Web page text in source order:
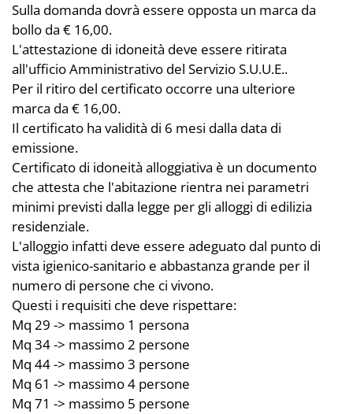
Sulla domanda dovrà essere opposta un marca da
bollo da € 16,00.
L'attestazione di idoneità deve essere ritirata
all'ufficio Amministrativo del Servizio S.U.U.E..
Per il ritiro del certificato occorre una ulteriore
marca da € 16,00.
Il certificato ha validità di 6 mesi dalla data di
emissione.
Certificato di idoneità alloggiativa è un documento
che attesta che l'abitazione rientra nei parametri
minimi previsti dalla legge per gli alloggi di edilizia
residenziale.
L'alloggio infatti deve essere adeguato dal punto di
vista igienico-sanitario e abbastanza grande per il
numero di persone che ci vivono.
Questi i requisiti che deve rispettare:
Mq 29 -> massimo 1 persona
Mq 34 -> massimo 2 persone
Mq 44 -> massimo 3 persone
Mq 61 -> massimo 4 persone
Mq 71 -> massimo 5 persone